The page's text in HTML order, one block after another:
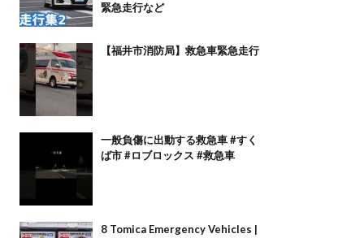
緊急走行など
【福井市消防局】救急車緊急走行
一般負傷に出動する救急車 #すく
ば市 #ロブロックス #救急車
8 Tomica Emergency Vehicles |